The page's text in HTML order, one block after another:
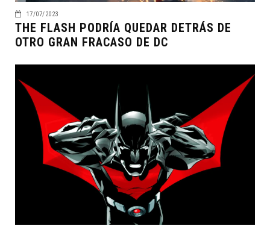
17/07/2023
THE FLASH PODRÍA QUEDAR DETRÁS DE
OTRO GRAN FRACASO DE DC